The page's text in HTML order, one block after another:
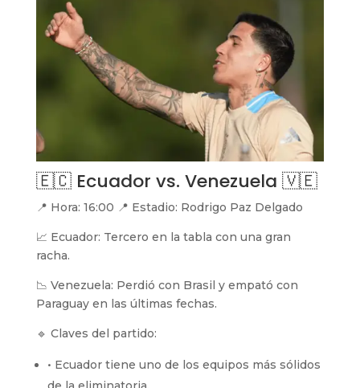
🇪🇨 Ecuador vs. Venezuela 🇻🇪
📍 Hora: 16:00 📍 Estadio: Rodrigo Paz Delgado
📈 Ecuador: Tercero en la tabla con una gran
racha.
📉 Venezuela: Perdió con Brasil y empató con
Paraguay en las últimas fechas.
🔹 Claves del partido:
• Ecuador tiene uno de los equipos más sólidos